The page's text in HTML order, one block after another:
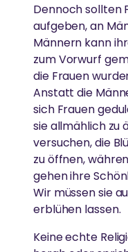
Dennoch sollten
aufgeben, an
Männern kann
zum Vorwurf
die Frauen
Anstatt die
sich Frauen
sie allmählich zu
versuchen, die
zu öffnen,
gehen ihre
Wir müssen sie
erblühen lassen.
Keine echte